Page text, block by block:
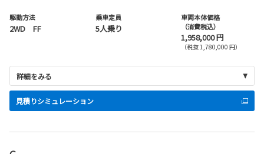
駆動方法
2WD FF
乗車定員
5人乗り
車両本体価格
（消費税込）
1,958,000 円
（税抜 1,780,000 円）
詳細をみる
見積りシミュレーション